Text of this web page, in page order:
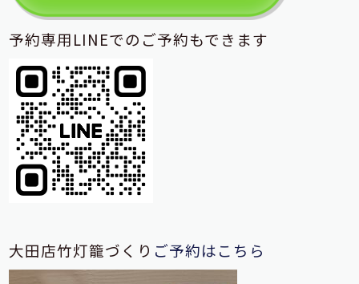
予約専用LINEでのご予約もできます
大田店竹灯籠づくり ご予約はこちら